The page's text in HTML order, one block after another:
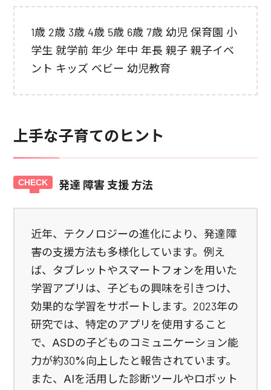
1歳 2歳 3歳 4歳 5歳 6歳 7歳 幼児 保育園 小
学生 就学前 年少 年中 年長 親子 親子イベ
ント キッズ ベビー 幼児教育
上手な子育てのヒント
発達 障害 支援 方法
近年、テクノロジーの進化により、発達障
害の支援方法も多様化しています。例え
ば、タブレットやスマートフォンを用いた
学習アプリは、子どもの興味を引きつけ、
効果的な学習をサポートします。2023年の
研究では、特定のアプリを使用すること
で、ASDの子どものコミュニケーション能
力が約30%向上したと報告されています。
また、AIを活用した診断ツールやロボット